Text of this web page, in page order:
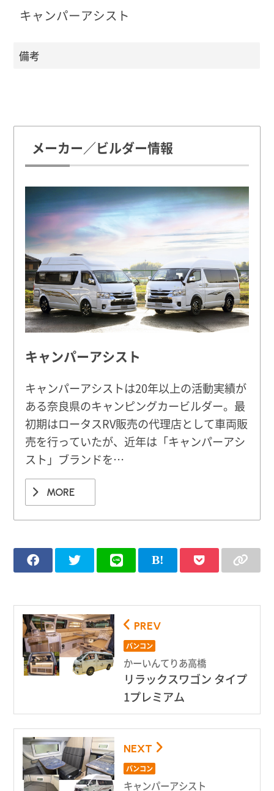
キャンパーアシスト
備考
メーカー／ビルダー情報
キャンパーアシスト
キャンパーアシストは20年以上の活動実績が
ある奈良県のキャンピングカービルダー。最
初期はロータスRV販売の代理店として車両販
売を行っていたが、近年は「キャンパーアシ
スト」ブランドを…
MORE
PREV
バンコン
かーいんてりあ高橋
リラックスワゴン タイプ
1プレミアム
NEXT
バンコン
キャンパーアシスト